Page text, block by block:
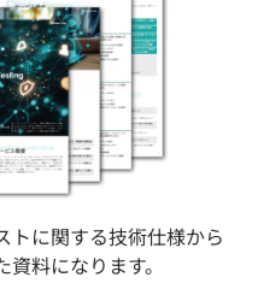
トに関する技術仕様から
料になります。